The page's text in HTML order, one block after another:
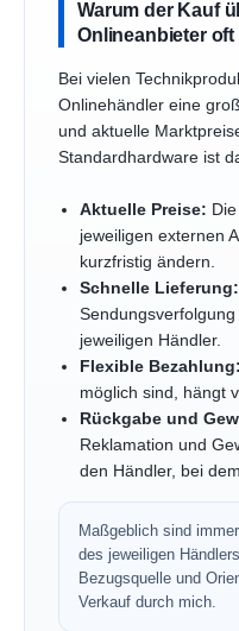
Warum der Kauf
Onlineanbieter
Bei vielen
Onlinehändler eine
und aktuelle
Standardhardware ist
Aktuelle Preise:
jeweiligen externen
kurzfristig ändern.
Schnelle Lieferung:
jeweiligen Händler.
Flexible Bezahlung:
möglich sind, hängt
Rückgabe und
Reklamation und
den Händler, bei
Maßgeblich sind
des jeweiligen
Bezugsquelle und
Verkauf durch mich.